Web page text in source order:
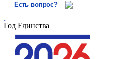
Есть вопрос?
Год Единства